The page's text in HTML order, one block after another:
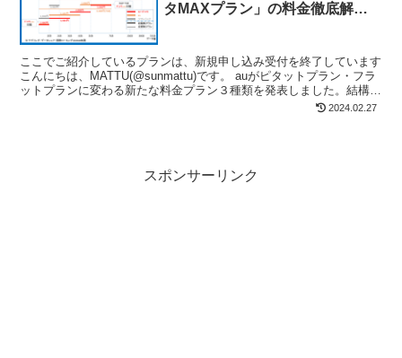
タMAXプラン」の料金徹底解説!
ここでご紹介しているプランは、新規申し込み受付を終了しています
こんにちは、MATTU(@sunmattu)です。 auがピタットプラン・フラ
ットプランに変わる新たな料金プラン３種類を発表しました。結構割
2024.02.27
スポンサーリンク